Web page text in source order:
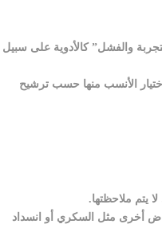
والفشل” كالأدوية على سبيل
الأنسب منها حسب ترشيح
يتم ملاحظتها.
أخرى مثل السكري أو انسداد